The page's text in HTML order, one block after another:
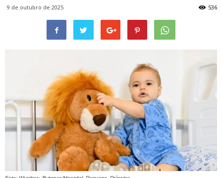
9 de outubro de 2025 536